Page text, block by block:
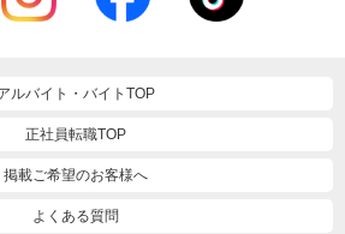
ルバイト・バイトTOP
正社員転職TOP
掲載ご希望のお客様へ
よくある質問